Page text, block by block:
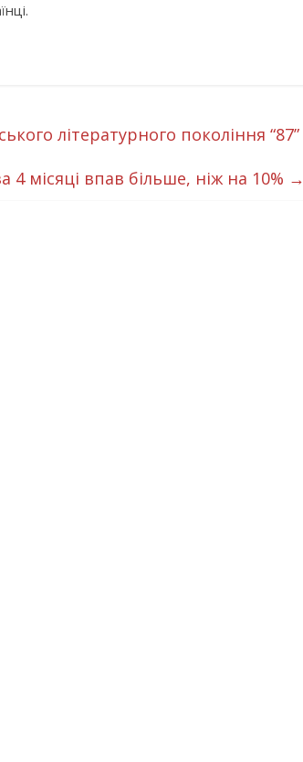
літературного покоління “87”
4 місяці впав більше, ніж на 10% →